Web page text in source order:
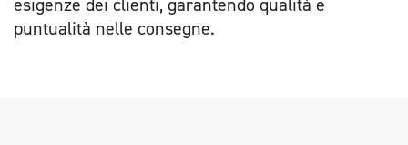
puntualità nelle consegne.